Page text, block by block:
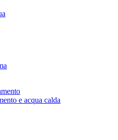
e acqua calda